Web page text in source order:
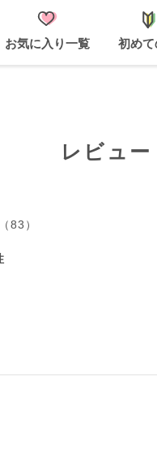
お気に入り一覧 初め
レビュー
（83）